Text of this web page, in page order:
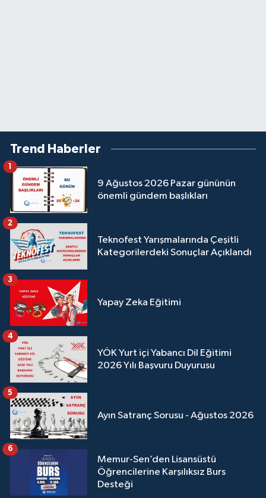
Trend Haberler
9 Ağustos 2026 Pazar gününün
önemli gündem başlıkları
1
Teknofest Yarışmalarında Çeşitli
Kategorilerdeki Sonuçlar Açıklandı
2
Yapay Zeka Eğitimi
3
YÖK Yurt içi Yabancı Dil Eğitimi
2026 Yılı Başvuru Duyurusu
4
Ayın Satranç Sorusu - Ağustos 2026
5
Memur-Sen’den Lisansüstü
Öğrencilerine Karşılıksız Burs
Desteği
6